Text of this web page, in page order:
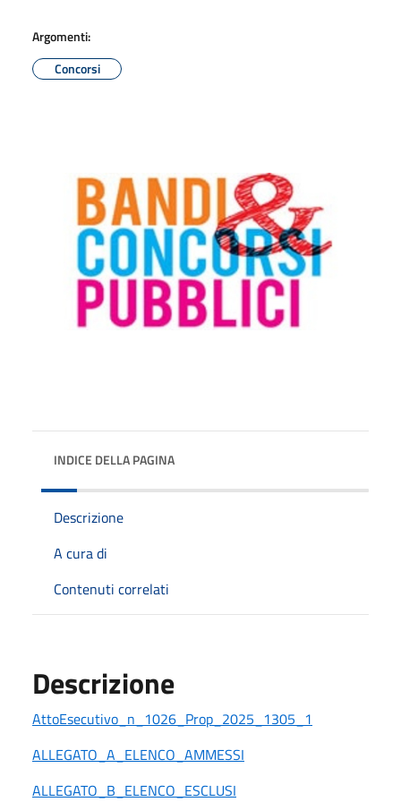
Argomenti:
Concorsi
INDICE DELLA PAGINA
Descrizione
A cura di
Contenuti correlati
Descrizione
AttoEsecutivo_n_1026_Prop_2025_1305_1
ALLEGATO_A_ELENCO_AMMESSI
ALLEGATO_B_ELENCO_ESCLUSI